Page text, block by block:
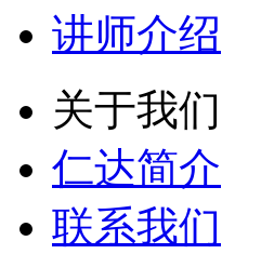
讲师介绍
关于我们
仁达简介
联系我们